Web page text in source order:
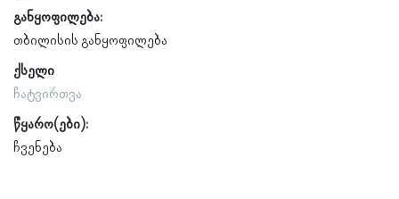
განყოფილება:
თბილისის განყოფილება
ქსელი
ჩატვირთვა
წყარო(ები):
ჩვენება